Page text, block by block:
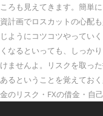
ころも見えてきます。簡単
資計画でロスカットの心配
じようにコツコツやってい
くなるといっても、しっか
けませんよ。リスクを取っ
あるということを覚えてお
金のリスク・FXの借金・自